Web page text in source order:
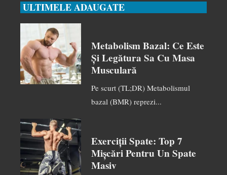
ULTIMELE ADAUGATE
Metabolism Bazal: Ce Este
Și Legătura Sa Cu Masa
Musculară
Pe scurt (TL;DR) Metabolismul
bazal (BMR) reprezi...
Exerciții Spate: Top 7
Mișcări Pentru Un Spate
Masiv